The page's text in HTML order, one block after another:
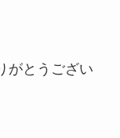
がとうござい